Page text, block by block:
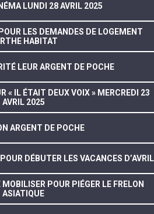
LUNDI 28 AVRIL 2025
LES DEMANDES DE LOGEMENT
HABITAT
LEUR ARGENT DE POCHE
« IL ÉTAIT DEUX VOIX » MERCREDI 23
AVRIL 2025
ARGENT DE POCHE
DÉBUTER LES VACANCES D’AVRIL
POUR PIÉGER LE FRELON
ASIATIQUE